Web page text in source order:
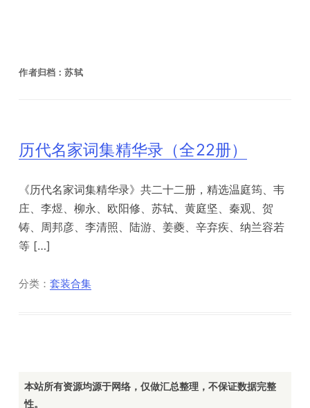
作者归档：苏轼
历代名家词集精华录（全22册）
《历代名家词集精华录》共二十二册，精选温庭筠、韦
庄、李煜、柳永、欧阳修、苏轼、黄庭坚、秦观、贺
铸、周邦彦、李清照、陆游、姜夔、辛弃疾、纳兰容若
等 […]
分类：套装合集
本站所有资源均源于网络，仅做汇总整理，不保证数据完整
性。